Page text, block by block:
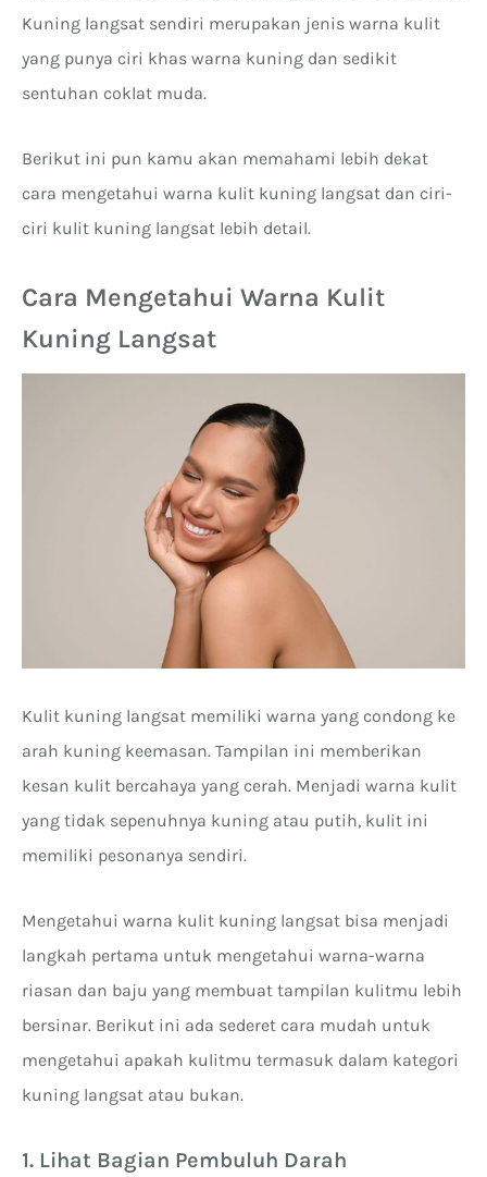
Kuning langsat sendiri merupakan jenis warna kulit
yang punya ciri khas warna kuning dan sedikit
sentuhan coklat muda.
Berikut ini pun kamu akan memahami lebih dekat
cara mengetahui warna kulit kuning langsat dan ciri-
ciri kulit kuning langsat lebih detail.
Cara Mengetahui Warna Kulit
Kuning Langsat
Kulit kuning langsat memiliki warna yang condong ke
arah kuning keemasan. Tampilan ini memberikan
kesan kulit bercahaya yang cerah. Menjadi warna kulit
yang tidak sepenuhnya kuning atau putih, kulit ini
memiliki pesonanya sendiri.
Mengetahui warna kulit kuning langsat bisa menjadi
langkah pertama untuk mengetahui warna-warna
riasan dan baju yang membuat tampilan kulitmu lebih
bersinar. Berikut ini ada sederet cara mudah untuk
mengetahui apakah kulitmu termasuk dalam kategori
kuning langsat atau bukan.
1. Lihat Bagian Pembuluh Darah